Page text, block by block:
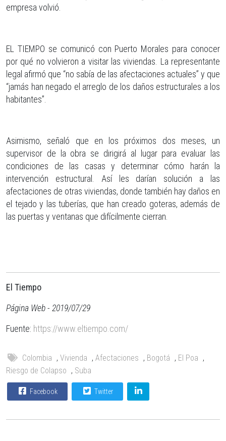
empresa volvió.
EL TIEMPO se comunicó con Puerto Morales para conocer
por qué no volvieron a visitar las viviendas. La representante
legal afirmó que “no sabía de las afectaciones actuales” y que
“jamás han negado el arreglo de los daños estructurales a los
habitantes”.
Asimismo, señaló que en los próximos dos meses, un
supervisor de la obra se dirigirá al lugar para evaluar las
condiciones de las casas y determinar cómo harán la
intervención estructural. Así les darían solución a las
afectaciones de otras viviendas, donde también hay daños en
el tejado y las tuberías, que han creado goteras, además de
las puertas y ventanas que difícilmente cierran.
El Tiempo
Página Web - 2019/07/29
Fuente: https://www.eltiempo.com/
Colombia , Vivienda , Afectaciones , Bogotá , El Poa ,
Riesgo de Colapso , Suba
Facebook Twitter